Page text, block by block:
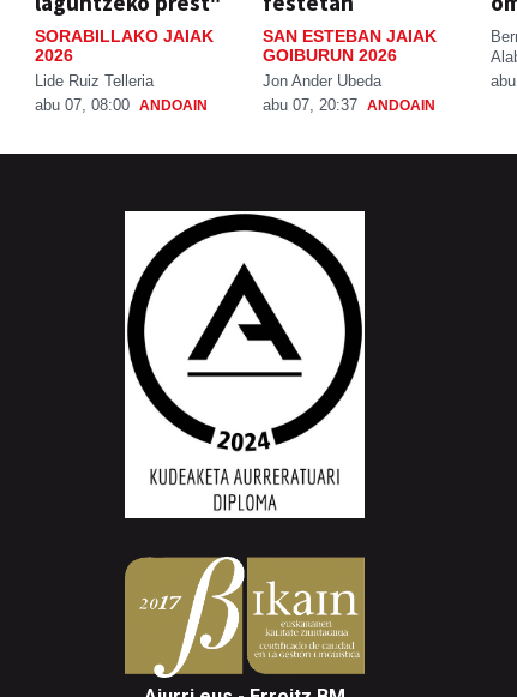
SORABILLAKO JAIAK
2026
Lide Ruiz Telleria
abu 07, 08:00 ANDOAIN
SAN ESTEBAN JAIAK
GOIBURUN 2026
Jon Ander Ubeda
abu 07, 20:37 ANDOAIN